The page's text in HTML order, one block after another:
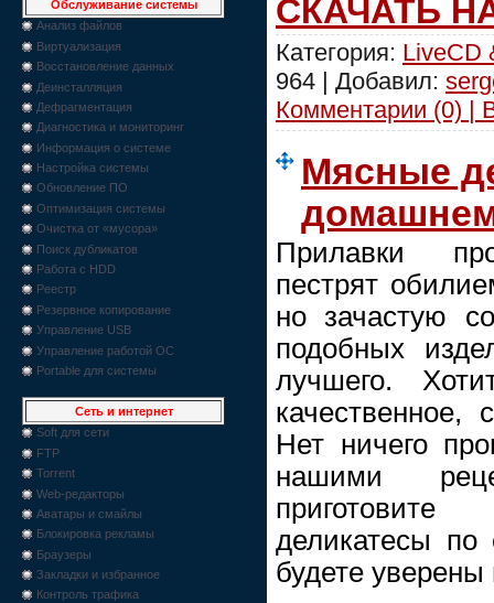
Обслуживание системы
Анализ файлов
Виртуализация
Восстановление данных
Деинсталляция
Дефрагментация
Диагностика и мониторинг
Информация о системе
Настройка системы
Обновление ПО
Оптимизация системы
Очистка от «мусора»
Поиск дубликатов
Работа с HDD
Реестр
Резервное копирование
Управление USB
Управление работой ОС
Portable для системы
Сеть и интернет
Soft для сети
FTP
Torrent
Web-редакторы
Аватары и смайлы
Блокировка рекламы
Браузеры
Закладки и избранное
Контроль трафика
СКАЧАТЬ
Категория: LiveCD
964 | Добавил:
Комментарии (0) |
Мясные
Прилавки
пестрят
но зачастую
подобных
лучшего.
качественное,
Нет ничего
нашими
деликатесы по
будете уверены